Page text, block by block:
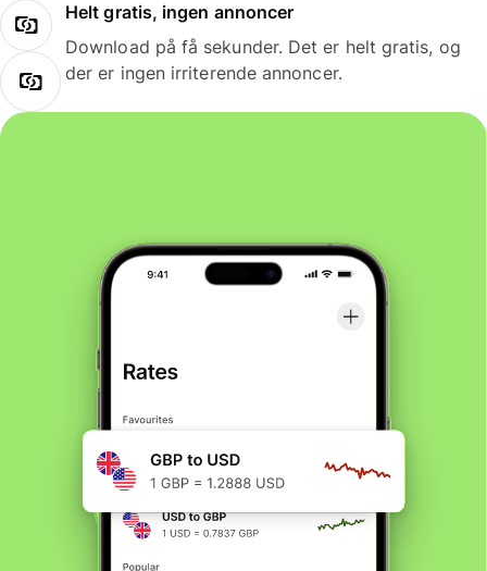
Helt gratis, ingen annoncer
Download på få sekunder. Det er helt gratis, og
der er ingen irriterende annoncer.